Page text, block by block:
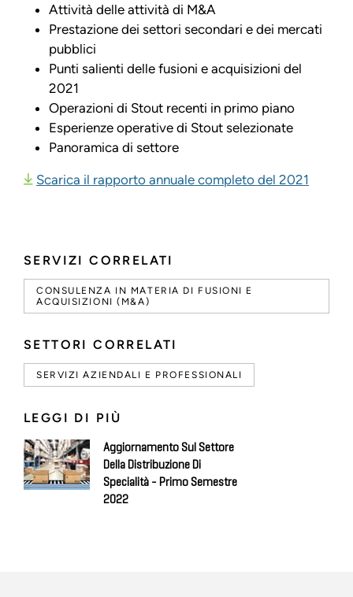
SERVIZI CORRELATI
CONSULENZA IN MATERIA DI FUSIONI E
ACQUISIZIONI (M&A)
SETTORI CORRELATI
SERVIZI AZIENDALI E PROFESSIONALI
LEGGI DI PIÙ
Aggiornamento Sul Settore
Della Distribuzione Di
Specialità - Primo Semestre
2022
Attività delle attività di M&A
Prestazione dei settori secondari e dei mercati
pubblici
Punti salienti delle fusioni e acquisizioni del
2021
Operazioni di Stout recenti in primo piano
Esperienze operative di Stout selezionate
Panoramica di settore
Scarica il rapporto annuale completo del 2021